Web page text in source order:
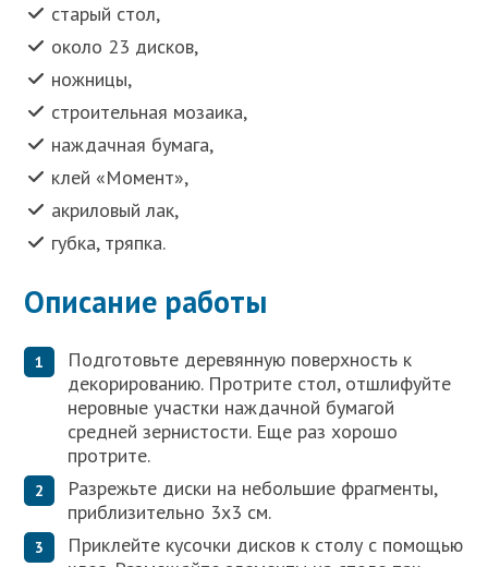
старый стол,
около 23 дисков,
ножницы,
строительная мозаика,
наждачная бумага,
клей «Момент»,
акриловый лак,
губка, тряпка.
Описание работы
Подготовьте деревянную поверхность к
декорированию. Протрите стол, отшлифуйте
неровные участки наждачной бумагой
средней зернистости. Еще раз хорошо
протрите.
Разрежьте диски на небольшие фрагменты,
приблизительно 3х3 см.
Приклейте кусочки дисков к столу с помощью